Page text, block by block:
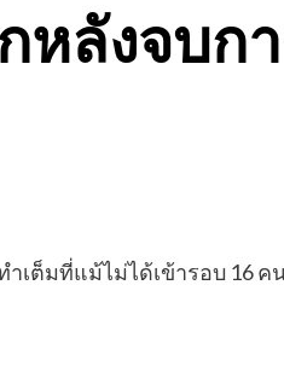
หลังจบก
ำเต็มที่แม้ไม่ได้เข้ารอบ 16 ค